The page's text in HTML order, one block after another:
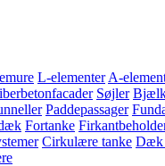
L-elementer A-
Søjler
Paddepassager
Fortanke
Cirkulære tanke Dæk